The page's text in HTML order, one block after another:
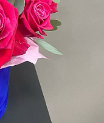
и
Мы не
в безопасности